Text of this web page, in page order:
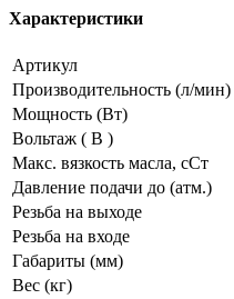
Характеристики
Артикул
Производительность (л/мин)
Мощность (Вт)
Вольтаж ( В )
Макс. вязкость масла, сСт
Давление подачи до (атм.)
Резьба на выходе
Резьба на входе
Габариты (мм)
Вес (кг)